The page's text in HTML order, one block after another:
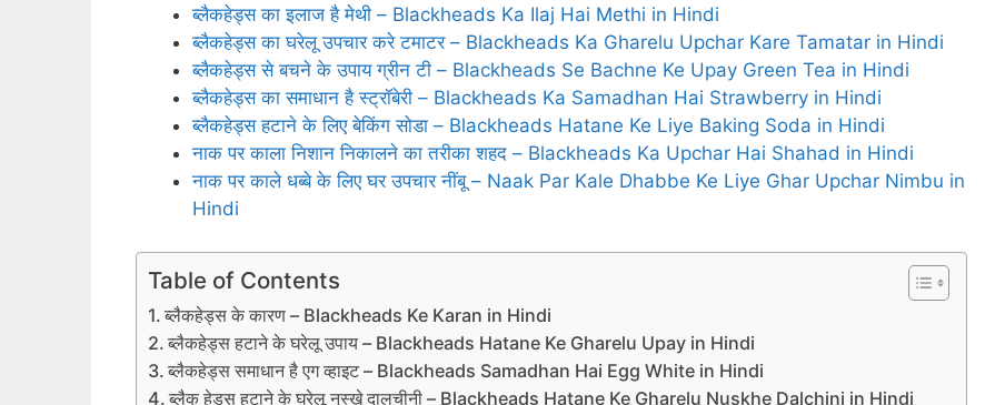
ब्लैकहेड्स का इलाज है मेथी – Blackheads Ka Ilaj Hai Methi in Hindi
ब्लैकहेड्स का घरेलू उपचार करे टमाटर – Blackheads Ka Gharelu Upchar Kare Tamatar in Hindi
ब्लैकहेड्स से बचने के उपाय ग्रीन टी – Blackheads Se Bachne Ke Upay Green Tea in Hindi
ब्लैकहेड्स का समाधान है स्‍ट्रॉबेरी – Blackheads Ka Samadhan Hai Strawberry in Hindi
ब्लैकहेड्स हटाने के लिए बेकिंग सोडा – Blackheads Hatane Ke Liye Baking Soda in Hindi
नाक पर काला निशान निकालने का तरीका शहद – Blackheads Ka Upchar Hai Shahad in Hindi
नाक पर काले धब्बे के लिए घर उपचार नींबू – Naak Par Kale Dhabbe Ke Liye Ghar Upchar Nimbu in
Hindi
Table of Contents
ब्‍लैकहेड्स के कारण – Blackheads Ke Karan in Hindi
ब्लैकहेड्स हटाने के घरेलू उपाय – Blackheads Hatane Ke Gharelu Upay in Hindi
ब्लैकहेड्स समाधान है एग व्हाइट – Blackheads Samadhan Hai Egg White in Hindi
ब्लैक हेड्स हटाने के घरेलू नुस्खे दालचीनी – Blackheads Hatane Ke Gharelu Nuskhe Dalchini in Hindi